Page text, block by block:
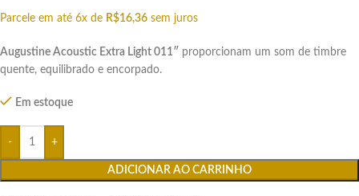
Parcele em até 6x de R$16,36 sem juros
Augustine Acoustic Extra Light 011″ proporcionam um som de timbre
quente, equilibrado e encorpado.
Em estoque
ADICIONAR AO CARRINHO